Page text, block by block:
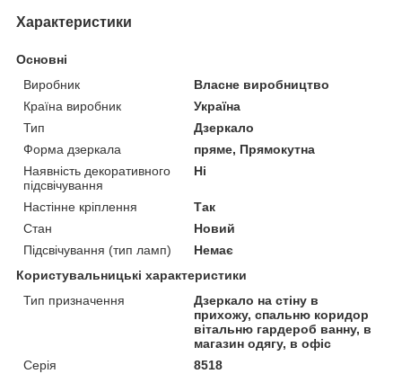
Характеристики
Основні
Виробник
Власне виробництво
Країна виробник
Україна
Тип
Дзеркало
Форма дзеркала
пряме, Прямокутна
Наявність декоративного
підсвічування
Ні
Настінне кріплення
Так
Стан
Новий
Підсвічування (тип ламп)
Немає
Користувальницькі характеристики
Тип призначення
Дзеркало на стіну в
прихожу, спальню коридор
вітальню гардероб ванну, в
магазин одягу, в офіс
Серія
8518